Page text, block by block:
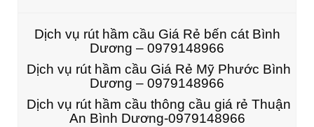
Dịch vụ rút hầm cầu Giá Rẻ bến cát Bình
Dương – 0979148966
Dịch vụ rút hầm cầu Giá Rẻ Mỹ Phước Bình
Dương – 0979148966
Dịch vụ rút hầm cầu thông cầu giá rẻ Thuận
An Bình Dương-0979148966